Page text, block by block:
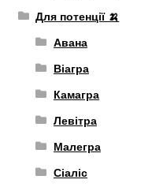
Для потенції 🍌
Авана
Віагра
Камагра
Левітра
Малегра
Сіаліс